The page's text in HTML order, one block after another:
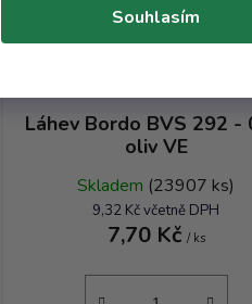
Souhlasím
Láhev Bordo BVS 292 -
oliv VE
Skladem (23907 ks)
9,32 Kč včetně DPH
7,70 Kč / ks